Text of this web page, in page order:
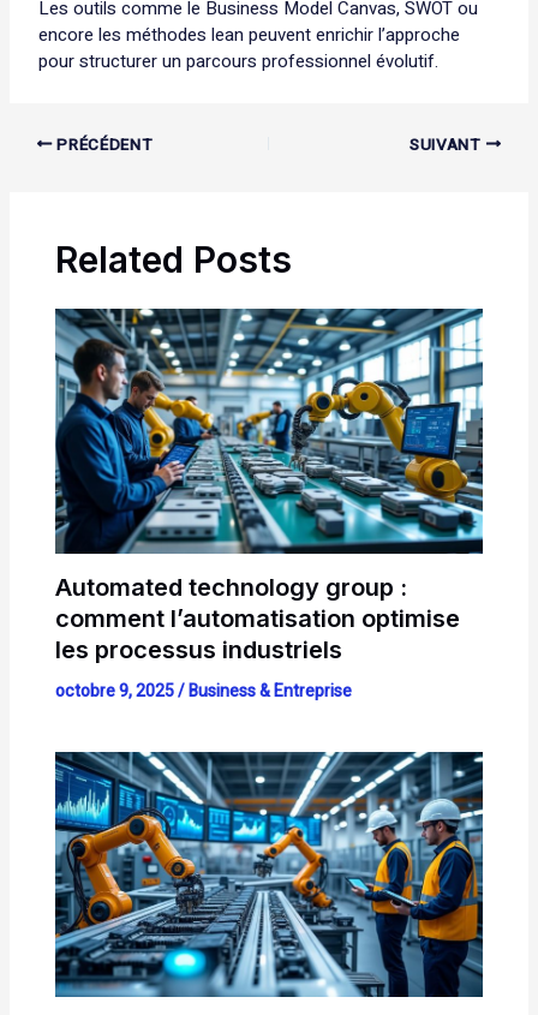
Les outils comme le Business Model Canvas, SWOT ou
encore les méthodes lean peuvent enrichir l’approche
pour structurer un parcours professionnel évolutif.
PRÉCÉDENT SUIVANT
Related Posts
Automated technology group :
comment l’automatisation optimise
les processus industriels
octobre 9, 2025/Business & Entreprise